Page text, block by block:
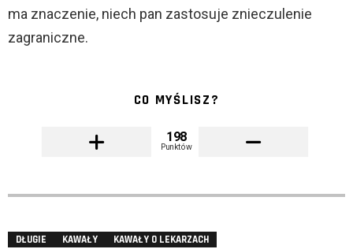
ma znaczenie, niech pan zastosuje znieczulenie
zagraniczne.
CO MYŚLISZ?
198
Punktów
DŁUGIE KAWAŁY KAWAŁY O LEKARZACH